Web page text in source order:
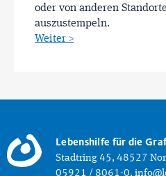
oder von anderen
auszustempeln.
Weiter >
Lebenshilfe für die
Stadtring 45, 48527
05921 / 8061-0,